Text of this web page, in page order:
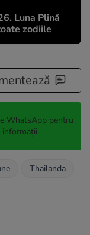
Luna Plină
zodiile
WhatsApp pentru
informații
Thailanda